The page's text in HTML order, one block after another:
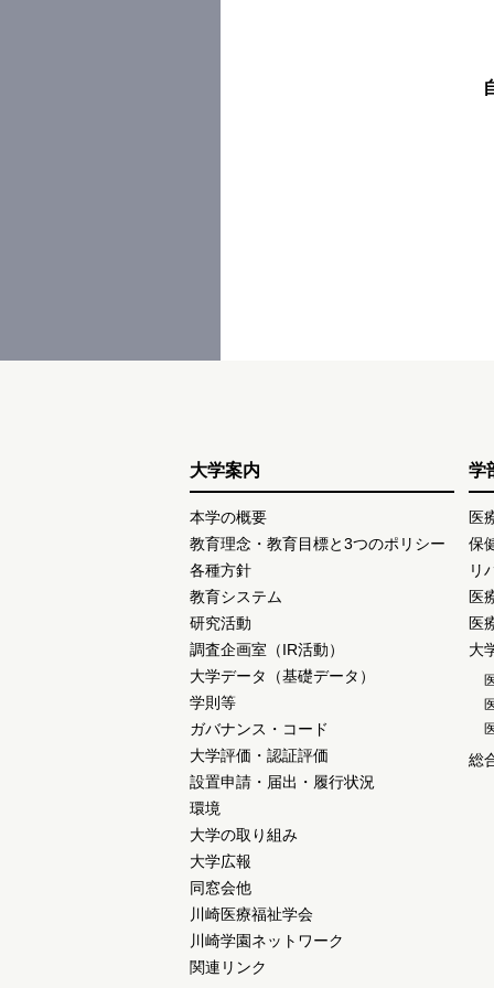
大学案内
本学の概要
教育理念・教育目標と3つのポリシー
各種方針
教育システム
研究活動
調査企画室（IR活動）
大学データ（基礎データ）
学則等
ガバナンス・コード
大学評価・認証評価
設置申請・届出・履行状況
環境
大学の取り組み
大学広報
同窓会他
川崎医療福祉学会
川崎学園ネットワーク
関連リンク
学
医
保
リ
医
医
大
総